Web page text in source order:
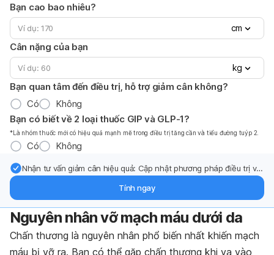
Bạn cao bao nhiêu?
cm
Cân nặng của bạn
kg
Bạn quan tâm đến điều trị, hỗ trợ giảm cân không?
Có
Không
Bạn có biết về 2 loại thuốc GIP và GLP-1?
*Là nhóm thuốc mới có hiệu quả mạnh mẽ trong điều trị tăng cần và tiểu đường tuýp 2.
Có Không
Nhận tư vấn giảm cân hiệu quả: Cập nhật phương pháp điều trị và
Tính ngay
Nguyên nhân vỡ mạch máu dưới da
Chấn thương là nguyên nhân phổ biến nhất khiến mạch
máu bị vỡ ra. Bạn có thể gặp chấn thương khi va vào